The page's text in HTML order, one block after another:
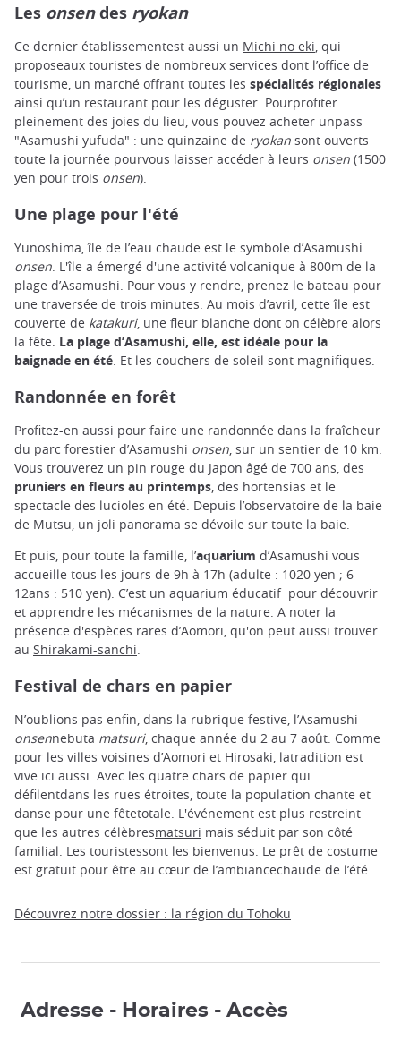
Les onsendes ryokan
Ce dernier établissementest aussi un Michi no eki , qui
proposeaux touristes de nombreux services dont l’office de
tourisme, un marché offrant toutes les spécialités régionales
ainsi qu’un restaurant pour les déguster. Pourprofiter
pleinement des joies du lieu, vous pouvez acheter unpass
"Asamushi yufuda" : une quinzaine de ryokan sont ouverts
toute la journée pourvous laisser accéder à leurs onsen (1500
yen pour trois onsen).
Une plage pour l'été
Yunoshima, île de l’eau chaude est le symbole d’Asamushi
onsen . L'île a émergé d'une activité volcanique à 800m de la
plage d’Asamushi. Pour vous y rendre, prenez le bateau pour
une traversée de trois minutes. Au mois d’avril, cette île est
couverte de katakuri, une fleur blanche dont on célèbre alors
la fête. La plage d’Asamushi, elle, est idéale pour la
baignade en été . Et les couchers de soleil sont magnifiques.
Randonnée en forêt
Profitez-en aussi pour faire une randonnée dans la fraîcheur
du parc forestier d’Asamushi onsen , sur un sentier de 10 km.
Vous trouverez un pin rouge du Japon âgé de 700 ans, des
pruniers en fleurs au printemps , des hortensias et le
spectacle des lucioles en été. Depuis l’observatoire de la baie
de Mutsu, un joli panorama se dévoile sur toute la baie.
Et puis, pour toute la famille, l’aquarium d’Asamushi vous
accueille tous les jours de 9h à 17h (adulte : 1020 yen ; 6-
12ans : 510 yen). C’est un aquarium éducatif pour découvrir
et apprendre les mécanismes de la nature. A noter la
présence d'espèces rares d’Aomori, qu'on peut aussi trouver
au Shirakami-sanchi.
Festival de chars en papier
N’oublions pas enfin, dans la rubrique festive, l’Asamushi
onsennebuta matsuri, chaque année du 2 au 7 août. Comme
pour les villes voisines d’Aomori et Hirosaki, latradition est
vive ici aussi. Avec les quatre chars de papier qui
défilentdans les rues étroites, toute la population chante et
danse pour une fêtetotale. L'événement est plus restreint
que les autres célèbresmatsuri mais séduit par son côté
familial. Les touristessont les bienvenus. Le prêt de costume
est gratuit pour être au cœur de l’ambiancechaude de l’été.
Découvrez notre dossier : la région du Tohoku
Adresse - Horaires - Accès